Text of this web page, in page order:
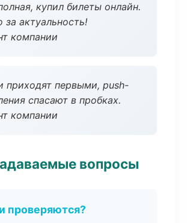
купил билеты онлайн.
за актуальность!
компании
приходят первыми, push-
спасают в пробках.
компании
вопросы
проверяются?